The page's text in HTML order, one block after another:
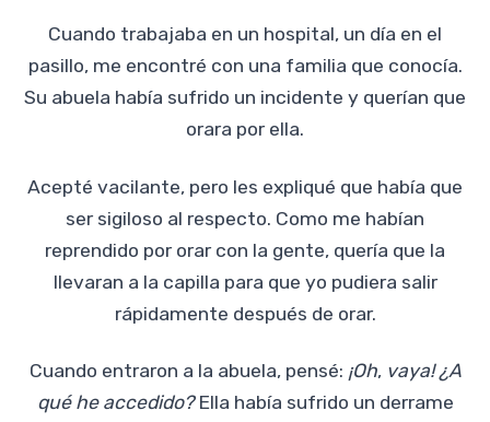
Cuando trabajaba en un hospital, un día en el
pasillo, me encontré con una familia que conocía.
Su abuela había sufrido un incidente y querían que
orara por ella.
Acepté vacilante, pero les expliqué que había que
ser sigiloso al respecto. Como me habían
reprendido por orar con la gente, quería que la
llevaran a la capilla para que yo pudiera salir
rápidamente después de orar.
Cuando entraron a la abuela, pensé: ¡Oh, vaya! ¿A
qué he accedido? Ella había sufrido un derrame